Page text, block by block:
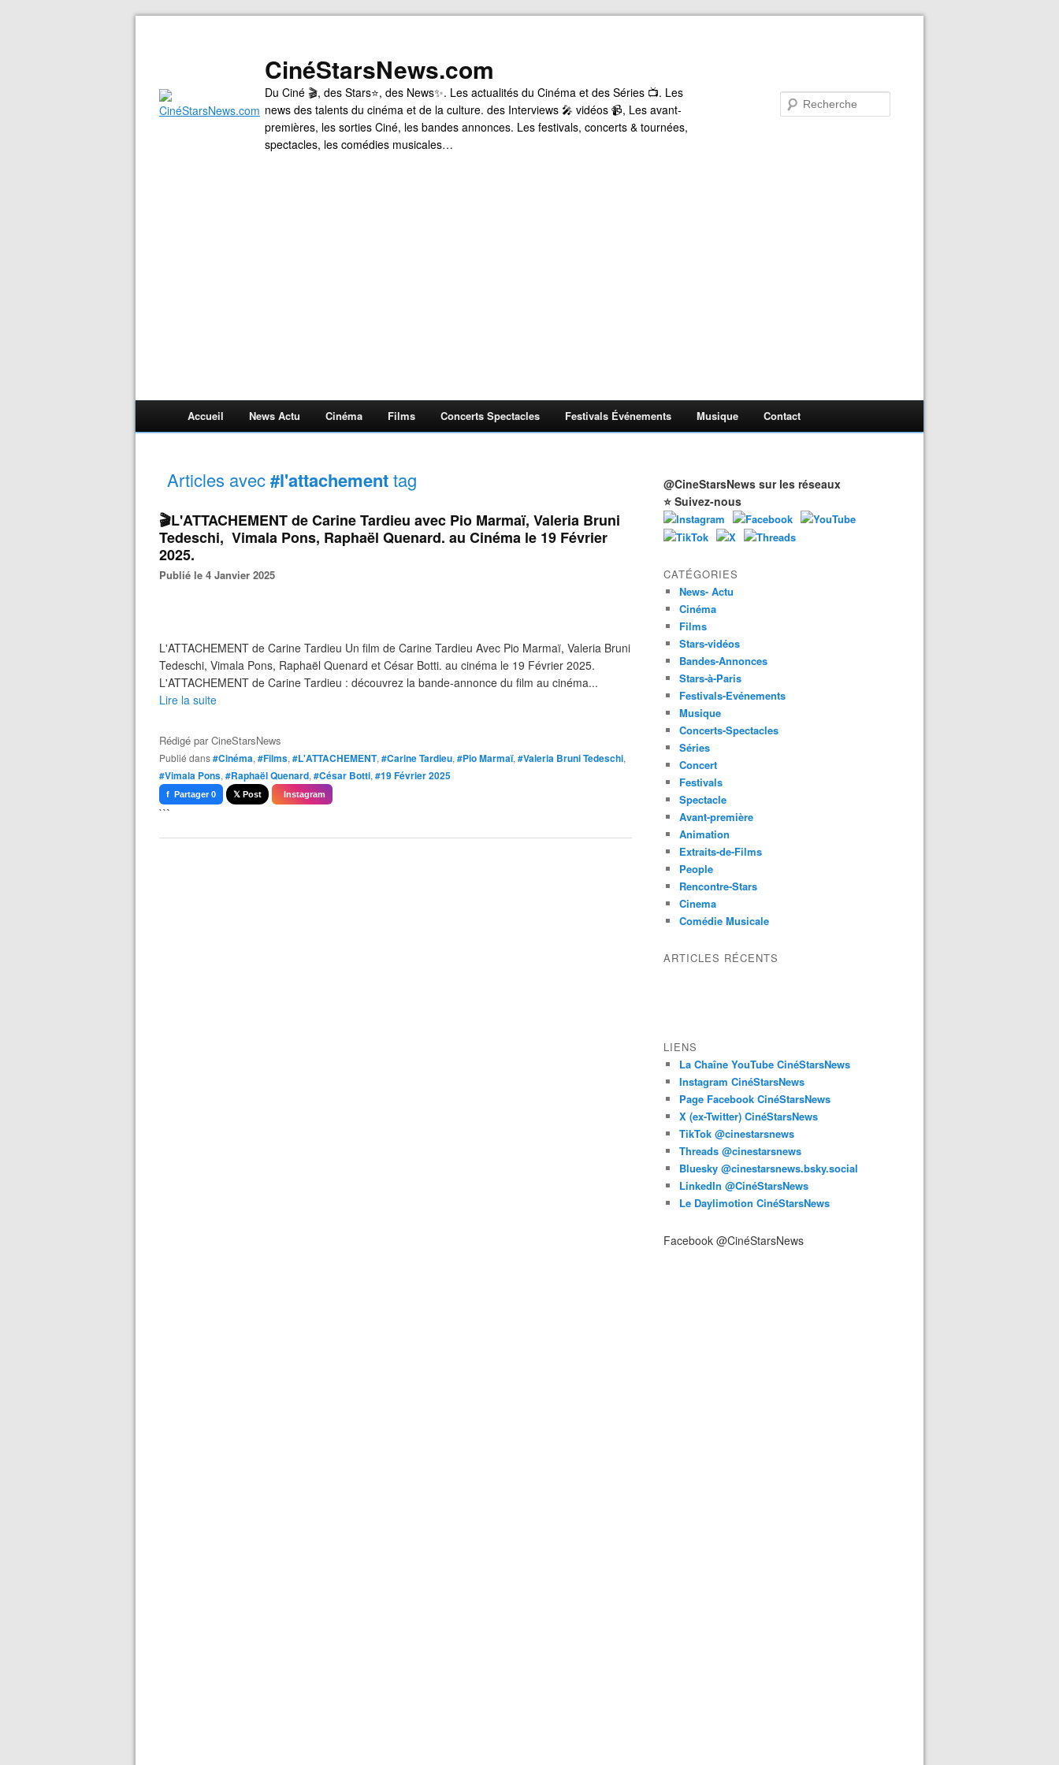
CinéStarsNews.com
Du Ciné 🎬, des Stars⭐, des News✨. Les actualités du Cinéma et des Séries 📺. Les
news des talents du cinéma et de la culture. des Interviews 🎤 vidéos 📹, Les avant-
premières, les sorties Ciné, les bandes annonces. Les festivals, concerts & tournées,
spectacles, les comédies musicales…
Accueil News Actu Cinéma Films Concerts Spectacles Festivals Événements Musique Contact
Articles avec#l'attachementtag
🎬L'ATTACHEMENT de Carine Tardieu avec Pio Marmaï, Valeria Bruni
Tedeschi, Vimala Pons, Raphaël Quenard. au Cinéma le 19 Février
2025.
Publié le 4 Janvier 2025
L'ATTACHEMENT de Carine Tardieu Un film de Carine Tardieu Avec Pio Marmaï, Valeria Bruni
Tedeschi, Vimala Pons, Raphaël Quenard et César Botti. au cinéma le 19 Février 2025.
L'ATTACHEMENT de Carine Tardieu : découvrez la bande-annonce du film au cinéma...
Lire la suite
Rédigé parCineStarsNews
Publié dans#Cinéma, #Films, #L'ATTACHEMENT, #Carine Tardieu, #Pio Marmaï, #Valeria Bruni Tedeschi,
#Vimala Pons, #Raphaël Quenard, #César Botti, #19 Février 2025
f Partager 0 𝕏 Post Instagram
```
@CineStarsNews sur les réseaux
⭐ Suivez-nous
CATÉGORIES
News- Actu
Cinéma
Films
Stars-vidéos
Bandes-Annonces
Stars-à-Paris
Festivals-Evénements
Musique
Concerts-Spectacles
Séries
Concert
Festivals
Spectacle
Avant-première
Animation
Extraits-de-Films
People
Rencontre-Stars
Cinema
Comédie Musicale
ARTICLES RÉCENTS
LIENS
La Chaîne YouTube CinéStarsNews
Instagram CinéStarsNews
Page Facebook CinéStarsNews
X (ex-Twitter) CinéStarsNews
TikTok @cinestarsnews
Threads @cinestarsnews
Bluesky @cinestarsnews.bsky.social‬
LinkedIn @CinéStarsNews
Le Daylimotion CinéStarsNews
Facebook @CinéStarsNews